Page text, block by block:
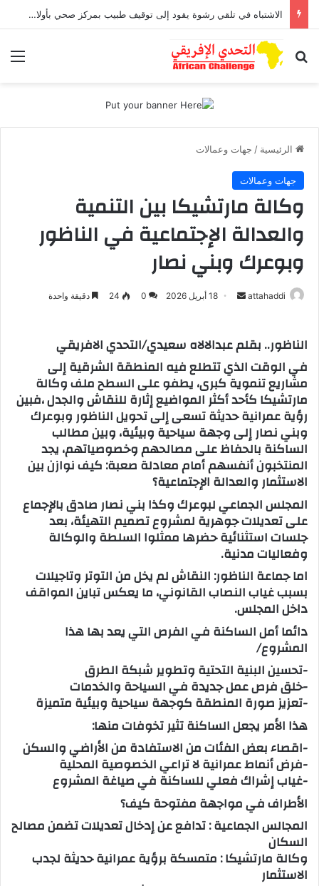
الاشتباه في تلقي رشوة يقود إلى توقيف طبيب بمركز صحي بأولاد افرج
بحث عن
الرئيسية / جهات وعمالات
جهات وعمالات
وكالة مارتشيكا بين التنمية
والعدالة الإجتماعية في الناظور
وبوعرك وبني نصار
attahaddi
ل
ب
ر
ي
د
ا
إ
ل
ك
ت
ر
و
ي
ا
18 أبريل 2026 0
24 دقيقة واحدة
الناظور.. بقلم عبدالالاه سعيدي/التحدي الافريقي
في الوقت الذي تتطلع فيه المنطقة الشرقية إلى
مشاريع تنموية كبرى، يطفو على السطح ملف وكالة
مارتشيكا كأحد أكثر المواضيع إثارة للنقاش والجدل ،فبين
رؤية عمرانية حديثة تسعى إلى تحويل الناظور وبوعرك
وبني نصار إلى وجهة سياحية وبيئية، وبين مطالب
الساكنة بالحفاظ على مصالحهم وخصوصياتهم، يجد
المنتخبون أنفسهم أمام معادلة صعبة: كيف نوازن بين
الاستثمار والعدالة الإجتماعية؟
المجلس الجماعي لبوعرك وكذا بني نصار صادق بالإجماع
على تعديلات جوهرية لمشروع تصميم التهيئة، بعد
جلسات استثنائية حضرها ممثلوا السلطة والوكالة
وفعاليات مدنية.
اما جماعة الناظور: النقاش لم يخل من التوتر وتاجيلات
بسبب غياب النصاب القانوني، ما يعكس تباين المواقف
داخل المجلس.
دائما أمل الساكنة في الفرص التي يعد بها هذا
المشروع/
-تحسين البنية التحتية وتطوير شبكة الطرق
-خلق فرص عمل جديدة في السياحة والخدمات
-تعزيز صورة المنطقة كوجهة سياحية وبيئية متميزة
هذا الأمر يجعل الساكنة تثير تخوفات منها:
-اقصاء بعض الفئات من الاستفادة من الأراضي والسكن
-فرض أنماط عمرانية لا تراعي الخصوصية المحلية
-غياب إشراك فعلي للساكنة في صياغة المشروع
الأطراف في مواجهة مفتوحة كيف؟
المجالس الجماعية : تدافع عن إدخال تعديلات تضمن مصالح
السكان
وكالة مارتشيكا : متمسكة برؤية عمرانية حديثة لجدب
الاستثمار